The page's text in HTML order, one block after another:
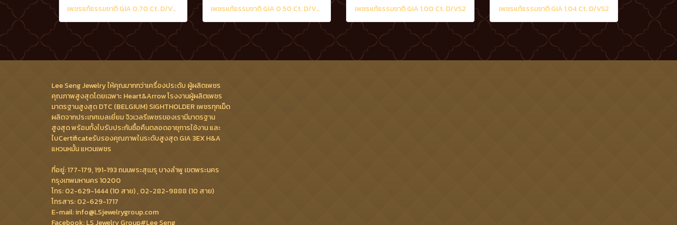
เพชรแท้ธรรมชาติ GIA 0.70 Ct. D/VS2 เพชรแท้ธรรมชาติ GIA 0.50 Ct. D/VS2 เพชรแท้ธรรมชาติ GIA 1.00 Ct. D/VS2 เพชรแท้ธรรมชาติ GIA 1.04 Ct. D/VS2
Lee Seng Jewelry ให้คุณมากกว่าเครื่องประดับ ผู้ผลิตเพชร
คุณภาพสูงสุดโดยเฉพาะ Heart&Arrow โรงงานผู้ผลิตเพชร
มาตรฐานสูงสุด DTC (BELGIUM) SIGHTHOLDER เพชรทุกเม็ด
ผลิตจากประเทศเบลเยี่ยม จิวเวลรีเพชรของเรามีมาตรฐาน
สูงสุด พร้อมทั้งใบรับประกันซื้อคืนตลอดอายุการใช้งาน และ
ใบCertificateรับรองคุณภาพในระดับสูงสุด GIA 3EX H&A
แหวนหมั้น แหวนเพชร
ที่อยู่: 177-179, 191-193 ถนนพระสุเมรุ บางลำพู เขตพระนคร
กรุงเทพมหานคร 10200
โทร: 02-629-1444 (10 สาย) , 02-282-9888 (10 สาย)
โทรสาร: 02-629-1717
E-mail: info@LSjewelrygroup.com